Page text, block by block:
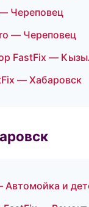
Череповец
— Череповец
FastFix —
— Хабаровск
и